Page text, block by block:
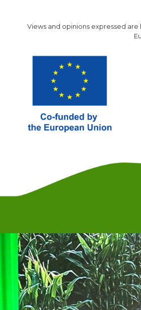
Views and opinions expressed